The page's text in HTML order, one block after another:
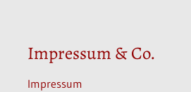
Impressum & Co.
Impressum